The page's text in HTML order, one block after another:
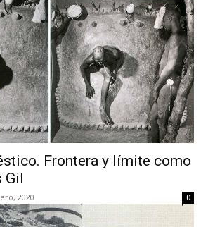
Frontera y límite como
Gil
2020 0